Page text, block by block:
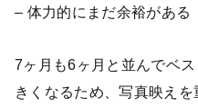
– 体力的にまだ余裕がある
7ヶ月も6ヶ月と並んでベ
きくなるため、写真映え